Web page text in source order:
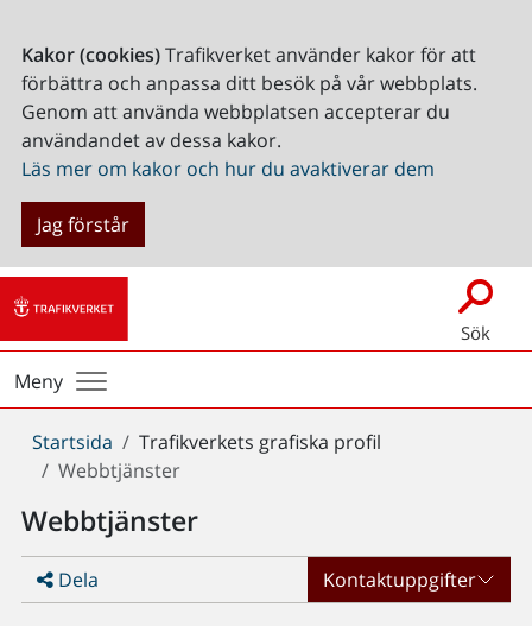
Kakor (cookies)Trafikverket använder kakor för att
förbättra och anpassa ditt besök på vår webbplats.
Genom att använda webbplatsen accepterar du
användandet av dessa kakor.
Läs mer om kakor och hur du avaktiverar dem
Jag förstår
Sök
Meny
Du
är
Startsida
Trafikverkets grafiska profil
Webbtjänster
Webbtjänster
Dela Kontaktuppgifter